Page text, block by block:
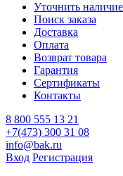
Уточнить наличие
Поиск заказа
Доставка
Оплата
Возврат товара
Гарантия
Сертификаты
Контакты
8 800 555 13 21
+7(473) 300 31 08
info@bak.ru
Вход Регистрация